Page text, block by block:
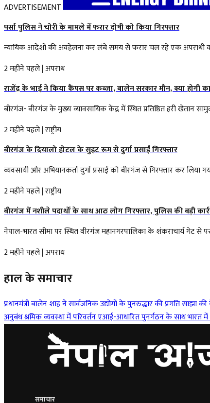
ADVERTISEMENT
पर्सा पुलिस ने चोरी के मामले में फरार दोषी को किया गिरफ्तार
न्यायिक आदेशों की अवहेलना कर लंबे समय से फरार चल रहे एक अपराधी
2 महीने पहले|अपराध
राजेंद्र के भाई ने किया कैंपस पर कब्जा, बालेन सरकार मौन, क्या होगी
बीरगंज- बीरगंज के मुख्य व्यावसायिक केंद्र में स्थित प्रतिष्ठित हरी
2 महीने पहले|राष्ट्रीय
बीरगंज के दियालो होटल के सुइट रूम से दुर्गा प्रसाईं गिरफ्तार
व्यवसायी और अभियानकर्ता दुर्गा प्रसाईं को बीरगंज से गिरफ्तार कर
2 महीने पहले|राष्ट्रीय
बीरगंज में नशीले पदार्थों के साथ आठ लोग गिरफ्तार, पुलिस की बड़ी
नेपाल-भारत सीमा पर स्थित वीरगंज महानगरपालिका के शंकराचार्य गेट से
2 महीने पहले|अपराध
हाल के समाचार
प्रधानमंत्री बालेन शाह ने सार्वजनिक उद्योगों के पुनरुद्धार की प्रगति साझा की
अनुबंध श्रमिक व्यवस्था में परिवर्तनएआई-आधारित पुनर्गठन के साथ भारत में
समाचार